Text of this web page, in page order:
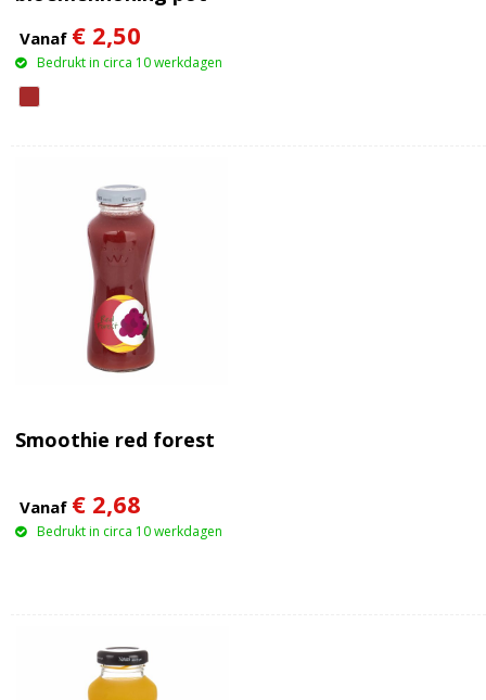
Vanaf € 2,50
Bedrukt in circa 10 werkdagen
Smoothie red forest
Vanaf € 2,68
Bedrukt in circa 10 werkdagen